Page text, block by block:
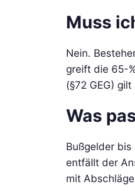
Muss
Nein.
greift die 65-
(§72 GEG)
Was
Bußgelder
entfällt der
mit